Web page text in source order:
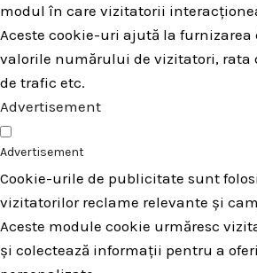
modul în care vizitatorii
Aceste cookie-uri ajută la
valorile numărului de vizitatori, rata
de trafic etc.
Advertisement
Advertisement
Cookie-urile de publicitate sunt
vizitatorilor reclame relevante și
Aceste module cookie urmăresc
și colectează informații pentru a